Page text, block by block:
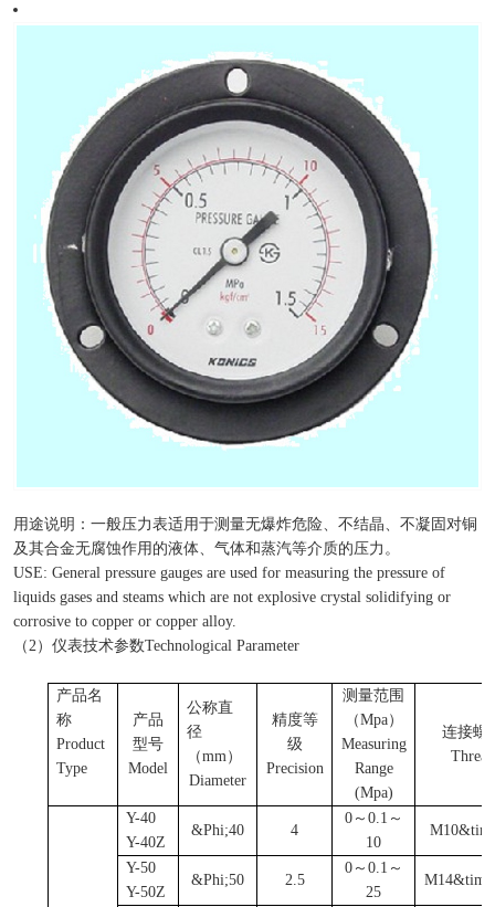
用途说明：一般压力表适用于测量无爆炸危险、不结晶、不凝固对铜
及其合金无腐蚀作用的液体、气体和蒸汽等介质的压力。
USE: General pressure gauges are used for measuring the pressure of
liquids gases and steams which are not explosive crystal solidifying or
corrosive to copper or copper alloy.
（ 2 ）仪表技术参数Technological Parameter
产品名
称
Product
Type
产品
型号
Model
公称直
径
（mm ）
Diameter
精度等
级
Precision
测量范围
（Mpa）
Measuring
Range
(Mpa)
连接螺
Thread
Y-40
Y-40Z
&Phi;40 4
0～0.1～
10
M10
Y-50
Y-50Z
&Phi;50 2.5
0～ 0.1 ～
25
M14